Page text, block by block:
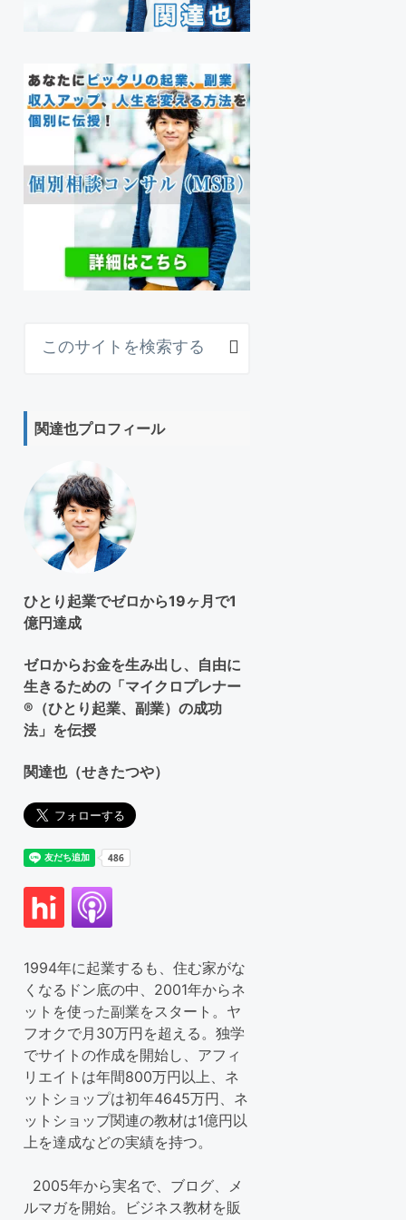
ト
を
索
す
る
関達也プロフィール
ひとり起業でゼロから19ヶ月で1
億円達成
ゼロからお金を生み出し、自由に
生きるための「マイクロプレナー
®（ひとり起業、副業）の成功
法」を伝授
関達也（せきたつや）
1994年に起業するも、住む家がな
くなるドン底の中、2001年からネ
ットを使った副業をスタート。ヤ
フオクで月30万円を超える。独学
でサイトの作成を開始し、アフィ
リエイトは年間800万円以上、ネ
ットショップは初年4645万円、ネ
ットショップ関連の教材は1億円以
上を達成などの実績を持つ。
2005年から実名で、ブログ、メ
ルマガを開始。ビジネス教材を販